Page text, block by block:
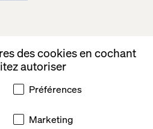
des cookies en cochant
autoriser
Préférences
Marketing